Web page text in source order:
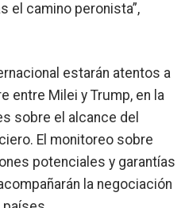
el camino peronista”,
estarán atentos a
entre Milei y Trump, en la
sobre el alcance del
El monitoreo sobre
potenciales y garantías
la negociación